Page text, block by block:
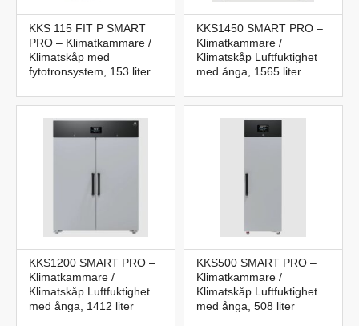
KKS 115 FIT P SMART
PRO – Klimatkammare /
Klimatskåp med
fytotronsystem, 153 liter
KKS1450 SMART PRO –
Klimatkammare /
Klimatskåp Luftfuktighet
med ånga, 1565 liter
KKS1200 SMART PRO –
Klimatkammare /
Klimatskåp Luftfuktighet
med ånga, 1412 liter
KKS500 SMART PRO –
Klimatkammare /
Klimatskåp Luftfuktighet
med ånga, 508 liter